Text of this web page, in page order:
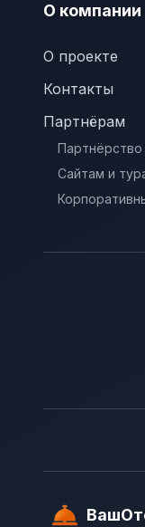
О компании
О проекте
Контакты
Партнёрам
Сайтам и